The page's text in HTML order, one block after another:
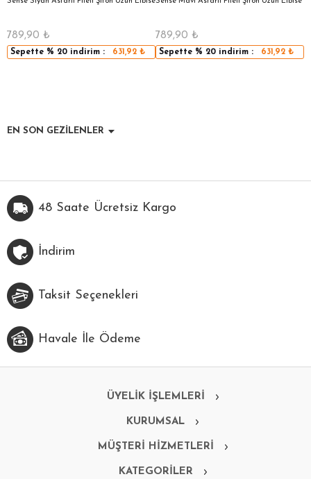
789,90 ₺
Sepette % 20 indirim : 631,92₺
789,90 ₺
Sepette % 20 indirim : 631,92₺
EN SON GEZİLENLER
48 Saate Ücretsiz Kargo
İndirim
Taksit Seçenekleri
Havale İle Ödeme
ÜYELİK İŞLEMLERİ
KURUMSAL
MÜŞTERİ HİZMETLERİ
KATEGORİLER